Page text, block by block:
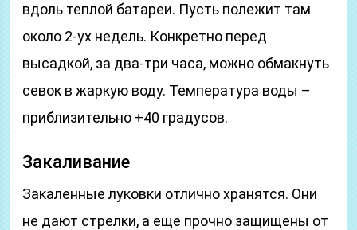
вдоль теплой батареи. Пусть полежит там
около 2-ух недель. Конкретно перед
высадкой, за два-три часа, можно обмакнуть
севок в жаркую воду. Температура воды –
приблизительно +40 градусов.
Закаливание
Закаленные луковки отлично хранятся. Они
не дают стрелки, а еще прочно защищены от